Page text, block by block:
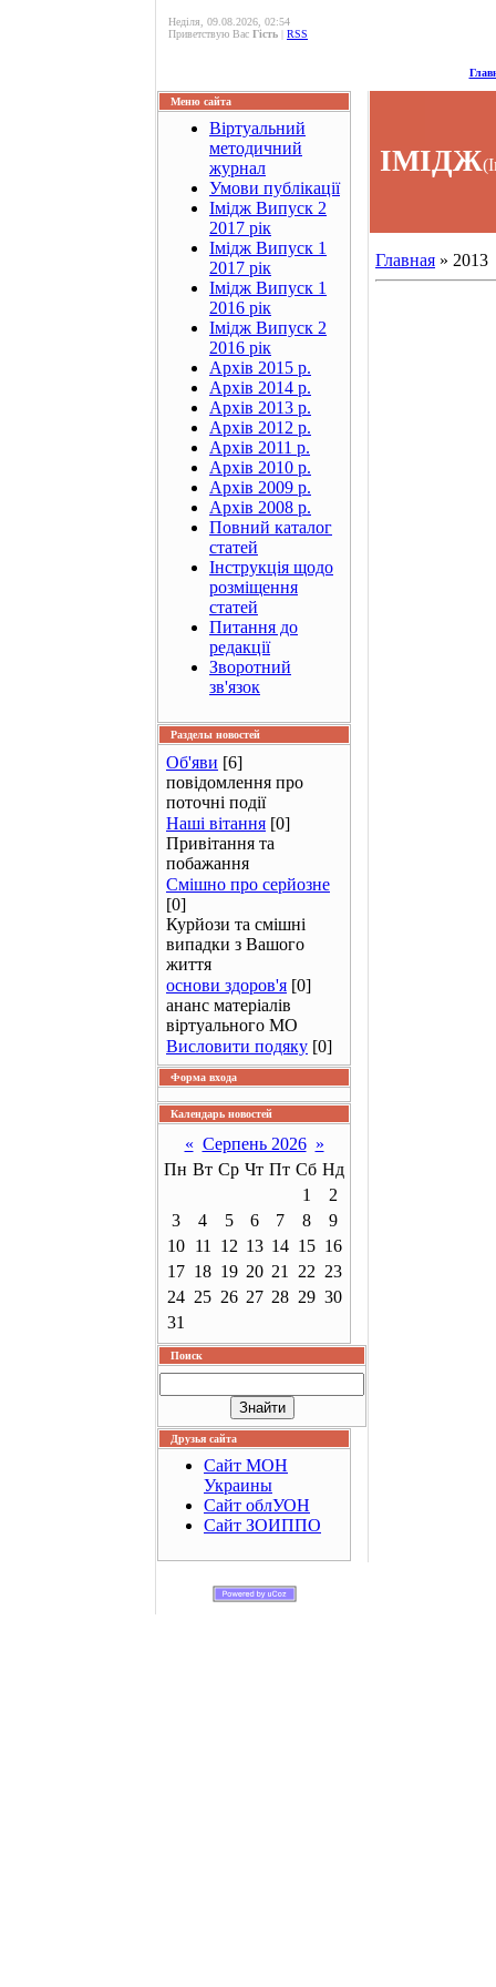
Неділя, 09.08.2026, 02:54
Приветствую Вас Гість | RSS
Меню сайта
Віртуальний
методичний
журнал
Умови публікації
Імідж Випуск 2
2017 рік
Імідж Випуск 1
2017 рік
Імідж Випуск 1
2016 рік
Імідж Випуск 2
2016 рік
Архів 2015 р.
Архів 2014 р.
Архів 2013 р.
Архів 2012 р.
Архів 2011 р.
Архів 2010 р.
Архів 2009 р.
Архів 2008 р.
Повний каталог
статей
Інструкція щодо
розміщення
статей
Питання до
редакції
Зворотний
зв'язок
Разделы новостей
Об'яви [6]
повідомлення про
поточні події
Наші вітання [0]
Привітання та
побажання
Смішно про серйозне
[0]
Курйози та смішні
випадки з Вашого
життя
основи здоров'я [0]
ананс матеріалів
віртуального МО
Висловити подяку [0]
Форма входа
Календарь новостей
« Серпень 2026 »
Пн Вт Ср Чт Пт Сб Нд
1
2
3
4 5 6 7 8
9
10
11 12 13 14 15 16
17 18 19 20 21 22 23
24 25 26 27 28 29 30
31
Поиск
Друзья сайта
Сайт МОН
Украины
Сайт облУОН
Сайт ЗОИППО
ІМІДЖ
Главная » 2013